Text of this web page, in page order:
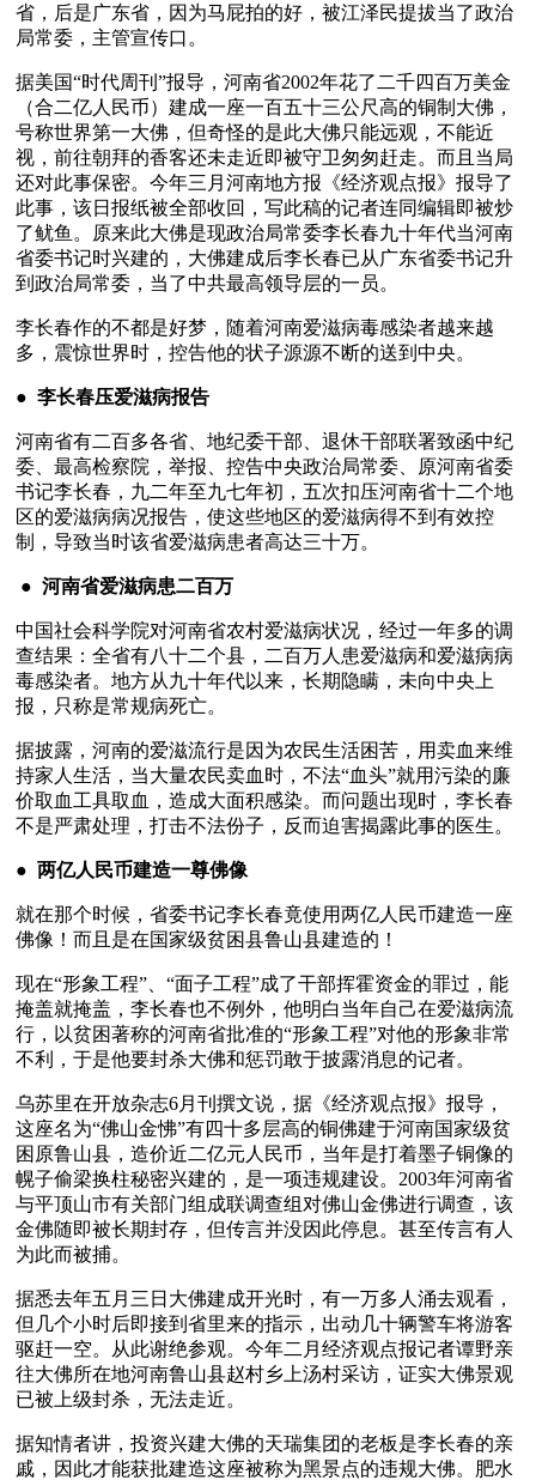
省，后是广东省，因为马屁拍的好，被江泽民提拔当了政治
局常委，主管宣传口。
据美国“时代周刊”报导，河南省2002年花了二千四百万美金
（合二亿人民币）建成一座一百五十三公尺高的铜制大佛，
号称世界第一大佛，但奇怪的是此大佛只能远观，不能近
视，前往朝拜的香客还未走近即被守卫匆匆赶走。而且当局
还对此事保密。今年三月河南地方报《经济观点报》报导了
此事，该日报纸被全部收回，写此稿的记者连同编辑即被炒
了鱿鱼。原来此大佛是现政治局常委李长春九十年代当河南
省委书记时兴建的，大佛建成后李长春已从广东省委书记升
到政治局常委，当了中共最高领导层的一员。
李长春作的不都是好梦，随着河南爱滋病毒感染者越来越
多，震惊世界时，控告他的状子源源不断的送到中央。
● 李长春压爱滋病报告
河南省有二百多各省、地纪委干部、退休干部联署致函中纪
委、最高检察院，举报、控告中央政治局常委、原河南省委
书记李长春，九二年至九七年初，五次扣压河南省十二个地
区的爱滋病病况报告，使这些地区的爱滋病得不到有效控
制，导致当时该省爱滋病患者高达三十万。
● 河南省爱滋病患二百万
中国社会科学院对河南省农村爱滋病状况，经过一年多的调
查结果：全省有八十二个县，二百万人患爱滋病和爱滋病病
毒感染者。地方从九十年代以来，长期隐瞒，未向中央上
报，只称是常规病死亡。
据披露，河南的爱滋流行是因为农民生活困苦，用卖血来维
持家人生活，当大量农民卖血时，不法“血头”就用污染的廉
价取血工具取血，造成大面积感染。而问题出现时，李长春
不是严肃处理，打击不法份子，反而迫害揭露此事的医生。
● 两亿人民币建造一尊佛像
就在那个时候，省委书记李长春竟使用两亿人民币建造一座
佛像！而且是在国家级贫困县鲁山县建造的！
现在“形象工程”、“面子工程”成了干部挥霍资金的罪过，能
掩盖就掩盖，李长春也不例外，他明白当年自己在爱滋病流
行，以贫困著称的河南省批准的“形象工程”对他的形象非常
不利，于是他要封杀大佛和惩罚敢于披露消息的记者。
乌苏里在开放杂志6月刊撰文说，据《经济观点报》报导，
这座名为“佛山金怫”有四十多层高的铜佛建于河南国家级贫
困原鲁山县，造价近二亿元人民币，当年是打着墨子铜像的
幌子偷梁换柱秘密兴建的，是一项违规建设。2003年河南省
与平顶山市有关部门组成联调查组对佛山金佛进行调查，该
金佛随即被长期封存，但传言并没因此停息。甚至传言有人
为此而被捕。
据悉去年五月三日大佛建成开光时，有一万多人涌去观看，
但几个小时后即接到省里来的指示，出动几十辆警车将游客
驱赶一空。从此谢绝参观。今年二月经济观点报记者谭野亲
往大佛所在地河南鲁山县赵村乡上汤村采访，证实大佛景观
已被上级封杀，无法走近。
据知情者讲，投资兴建大佛的天瑞集团的老板是李长春的亲
戚，因此才能获批建造这座被称为黑景点的违规大佛。肥水